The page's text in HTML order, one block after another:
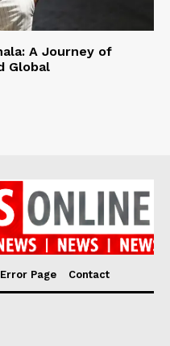
A Journey of
Global
Error Page Contact